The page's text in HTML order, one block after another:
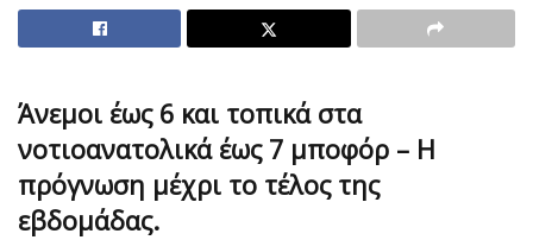
Άνεμοι έως 6 και τοπικά στα
νοτιοανατολικά έως 7 μποφόρ – Η
πρόγνωση μέχρι το τέλος της
εβδομάδας.